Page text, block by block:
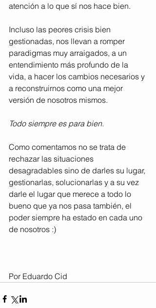
atención a lo que sí nos hace bien.
Incluso las peores crisis bien
gestionadas, nos llevan a romper
paradigmas muy arraigados, a un
entendimiento más profundo de la
vida, a hacer los cambios necesarios y
a reconstruirnos como una mejor
versión de nosotros mismos.
Todo siempre es para bien.
Como comentamos no se trata de
rechazar las situaciones
desagradables sino de darles su lugar,
gestionarlas, solucionarlas y a su vez
darle el lugar que merece a todo lo
bueno que ya nos pasa también, el
poder siempre ha estado en cada uno
de nosotros :)
Por Eduardo Cid